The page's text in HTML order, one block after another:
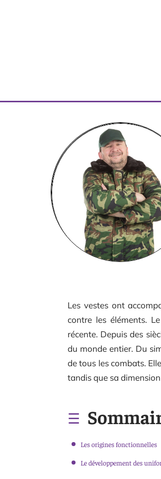
Les vestes ont
contre les éléments.
récente. Depuis des
du monde entier. Du
de tous les combats.
tandis que sa
Les origines fonctionnelles
Le développement des